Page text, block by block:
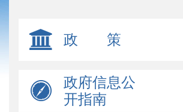
政 策
政府信息公
开指南